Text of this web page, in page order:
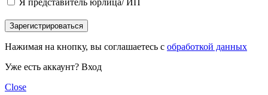
Я представитель юрлица/ ИП
Зарегистрироваться
Нажимая на кнопку, вы соглашаетесь с обработкой данных
Уже есть аккаунт? Вход
Close